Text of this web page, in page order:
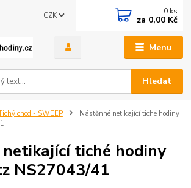
Menu
CZK
Hledat
0 ks
za 0,00 Kč
chod - SWEEP
Nástěnné netikající tiché hodiny
tiché hodiny
NS27043/41